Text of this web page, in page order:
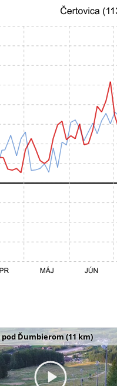
Ďumbierom (11 km)